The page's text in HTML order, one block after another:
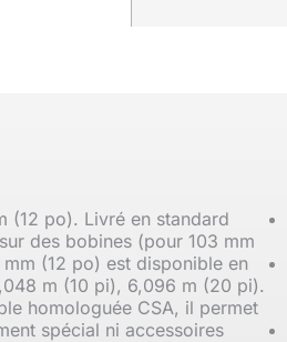
(12 po). Livré en standard
des bobines (pour 103 mm
(12 po) est disponible en
m (10 pi), 6,096 m (20 pi).
homologuée CSA, il permet
spécial ni accessoires